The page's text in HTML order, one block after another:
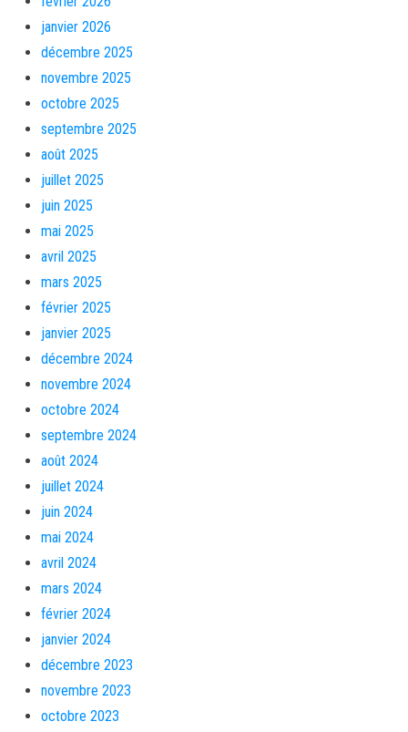
janvier 2026
décembre 2025
novembre 2025
octobre 2025
septembre 2025
août 2025
juillet 2025
juin 2025
mai 2025
avril 2025
mars 2025
février 2025
janvier 2025
décembre 2024
novembre 2024
octobre 2024
septembre 2024
août 2024
juillet 2024
juin 2024
mai 2024
avril 2024
mars 2024
février 2024
janvier 2024
décembre 2023
novembre 2023
octobre 2023